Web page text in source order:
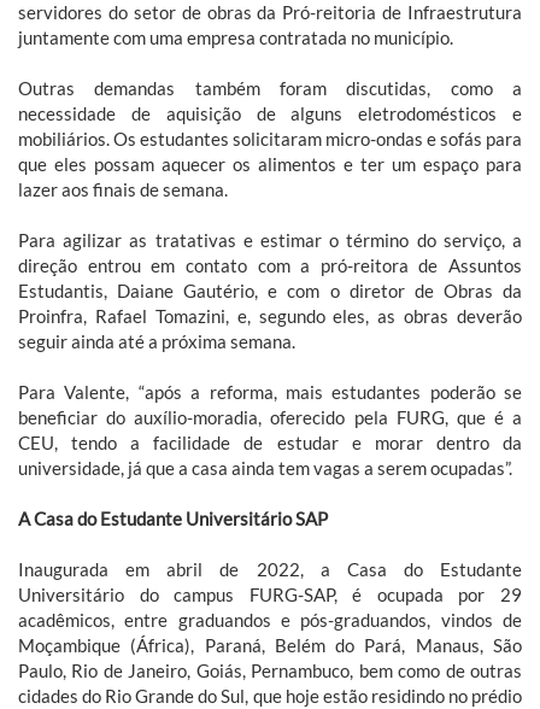
servidores do setor de obras da Pró-reitoria de Infraestrutura
juntamente com uma empresa contratada no município.
Outras demandas também foram discutidas, como a
necessidade de aquisição de alguns eletrodomésticos e
mobiliários. Os estudantes solicitaram micro-ondas e sofás para
que eles possam aquecer os alimentos e ter um espaço para
lazer aos finais de semana.
Para agilizar as tratativas e estimar o término do serviço, a
direção entrou em contato com a pró-reitora de Assuntos
Estudantis, Daiane Gautério, e com o diretor de Obras da
Proinfra, Rafael Tomazini, e, segundo eles, as obras deverão
seguir ainda até a próxima semana.
Para Valente, “após a reforma, mais estudantes poderão se
beneficiar do auxílio-moradia, oferecido pela FURG, que é a
CEU, tendo a facilidade de estudar e morar dentro da
universidade, já que a casa ainda tem vagas a serem ocupadas”.
A Casa do Estudante Universitário SAP
Inaugurada em abril de 2022, a Casa do Estudante
Universitário do campus FURG-SAP, é ocupada por 29
acadêmicos, entre graduandos e pós-graduandos, vindos de
Moçambique (África), Paraná, Belém do Pará, Manaus, São
Paulo, Rio de Janeiro, Goiás, Pernambuco, bem como de outras
cidades do Rio Grande do Sul, que hoje estão residindo no prédio